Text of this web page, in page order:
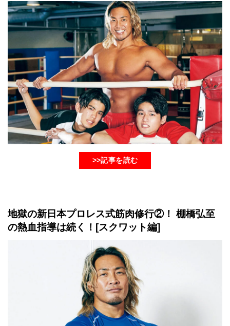
>>記事を読む
地獄の新日本プロレス式筋肉修行②！ 棚橋弘至
の熱血指導は続く！[スクワット編]